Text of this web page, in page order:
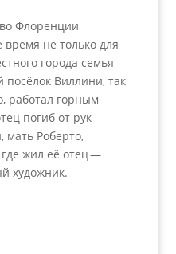
Флоренции
время не только для
города семья
посёлок Виллини, так
работал горным
погиб от рук
мать Роберто,
жил её отец —
художник.